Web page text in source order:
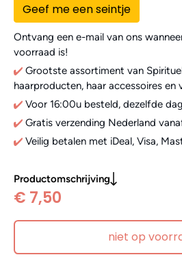
Geef me een seintje
Ontvang een e-mail van ons
voorraad is!
Grootste assortiment van
haarproducten, haar accessoires en
Voor 16:00u besteld, dezelfde
Gratis verzending Nederland
Veilig betalen met iDeal, Visa,
Productomschrijving
€ 7,50
niet op